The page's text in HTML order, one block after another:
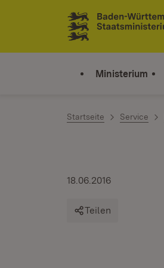
Zum Inhalt springen
Link zur Startseite
Ministerium
Startseite Service
18.06.2016
Teilen